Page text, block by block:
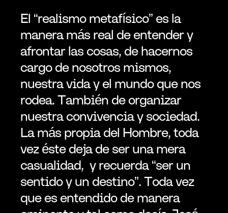
El “realismo metafísico” es la
manera más real de entender y
afrontar las cosas, de hacernos
cargo de nosotros mismos,
nuestra vida y el mundo que nos
rodea. También de organizar
nuestra convivencia y sociedad.
La más propia del Hombre, toda
vez éste deja de ser una mera
casualidad,  y recuerda “ser un
sentido y un destino”. Toda vez
que es entendido de manera